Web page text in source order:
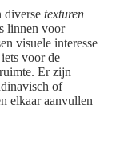
diverse texturen
linnen voor
visuele interesse
voor de
Er zijn
of
elkaar aanvullen